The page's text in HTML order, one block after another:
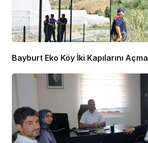
Bayburt Eko Köy İki Kapılarını